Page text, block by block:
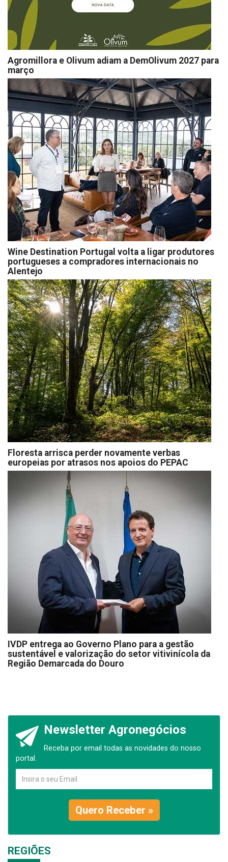
Agromillora e Olivum adiam a DemOlivum 2027 para
março
Wine Destination Portugal volta a ligar produtores
portugueses a compradores internacionais no
Alentejo
Floresta arrisca perder novamente verbas
europeias por atrasos nos apoios do PEPAC
IVDP entrega ao Governo Plano para a gestão
sustentável e valorização do setor vitivinícola da
Região Demarcada do Douro
Newsletter Agronegócios
Receba por email todas as novidades do nosso
portal.
Quero Receber »
REGIÕES